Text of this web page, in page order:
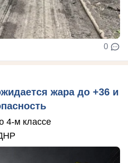
0
жара до +36 и
4-м классе